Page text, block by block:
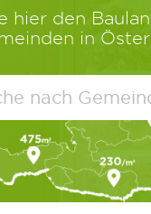
hier den
in